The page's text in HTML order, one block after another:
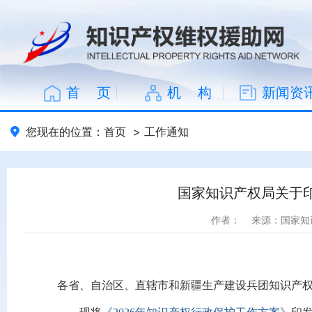
首 页 机 构 新闻资
您现在的位置： 首页 > 工作通知
国家知识产权局关于
作者： 来源：国家
各省、自治区、直辖市和新疆生产建设兵团知识产